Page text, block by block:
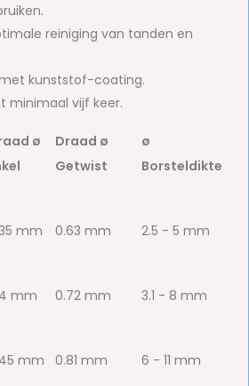
reiniging van tanden en
kunststof-coating.
minimaal vijf keer.
ø
Draad ø
Getwist
ø
Borsteldikte
mm 0.63 mm 2.5 - 5 mm
mm 0.72 mm 3.1 - 8 mm
mm 0.81 mm 6 - 11 mm